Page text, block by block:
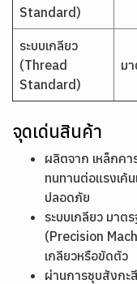
Standard)
ระบบเกลียว
(Thread
Standard)
ม
จุดเด่นสินค้า
ผลิตจาก เหล็กค
ทนทานต่อแรงเค้
ปลอดภัย
ระบบเกลียว มาต
(Precision
เกลียวหรือขัดตัว
ผ่านการชุบสังก